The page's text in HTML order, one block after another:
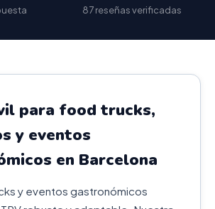
87 reseñas verificadas
para food trucks,
y eventos
en Barcelona
y eventos gastronómicos